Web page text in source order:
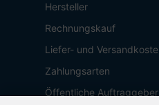
Hersteller
Rechnungskauf
Liefer- und
Zahlungsarten
Öffentliche Auftraggeber